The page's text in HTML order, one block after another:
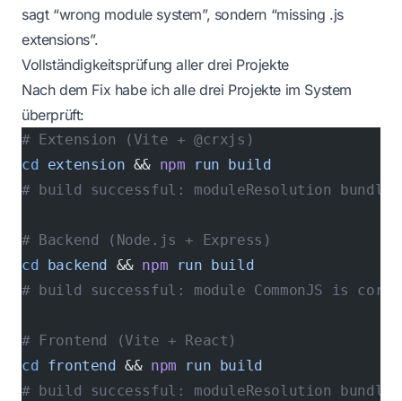
sagt “wrong module system”, sondern “missing .js
extensions”.
Vollständigkeitsprüfung aller drei Projekte
Nach dem Fix habe ich alle drei Projekte im System
überprüft:
# Extension (Vite + @crxjs)
cd extension && npm run build
# build successful: moduleResolution
# Backend (Node.js + Express)
cd backend && npm run build
# build successful: module CommonJS is
# Frontend (Vite + React)
cd frontend && npm run build
# build successful: moduleResolution